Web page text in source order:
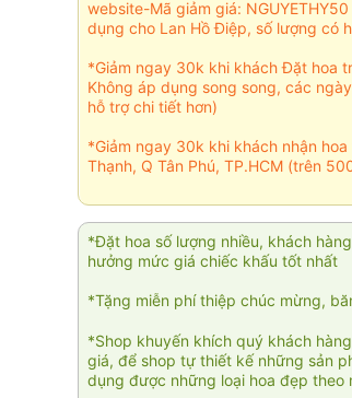
website-Mã giảm giá:
dụng cho Lan Hồ Điệp, số lượng có
*Giảm ngay 30k khi khách Đặt hoa
Không áp dụng song song, các
hỗ trợ chi tiết hơn)
*Giảm ngay 30k khi khách nhận hoa
Thạnh, Q Tân Phú, TP.HCM (trên
*Đặt hoa số lượng nhiều, khách
hưởng mức giá chiếc khấu tốt nhất
*Tặng miễn phí thiệp chúc mừng,
*Shop khuyến khích quý khách
giá, để shop tự thiết kế những sản
dụng được những loại hoa đẹp theo